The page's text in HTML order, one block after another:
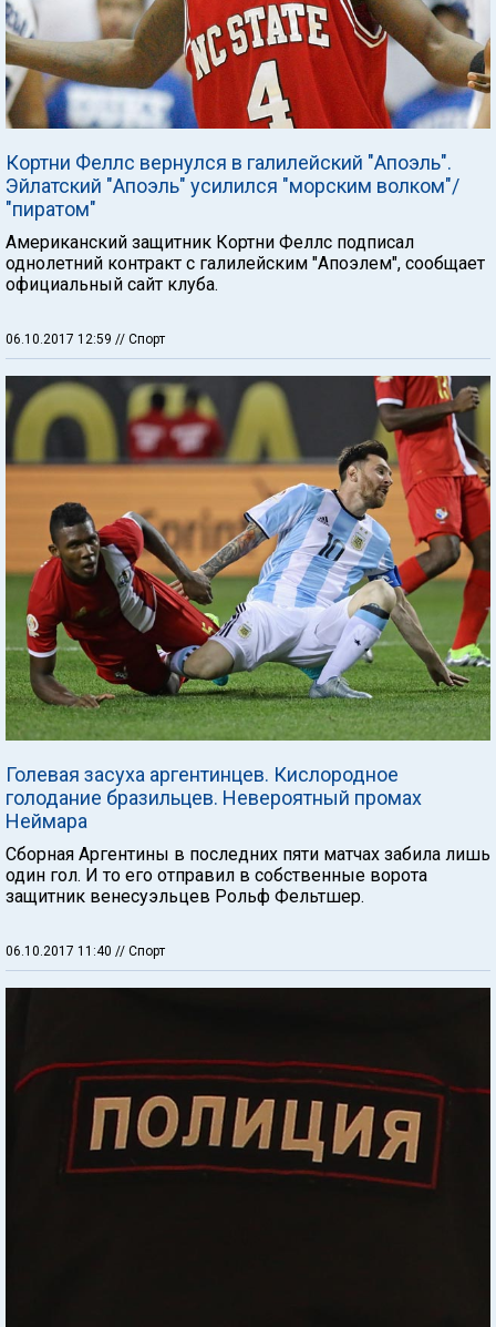
Кортни Феллс вернулся в галилейский "Апоэль".
Эйлатский "Апоэль" усилился "морским волком"/
"пиратом"
Американский защитник Кортни Феллс подписал
однолетний контракт с галилейским "Апоэлем", сообщает
официальный сайт клуба.
06.10.2017 12:59 // Спорт
Голевая засуха аргентинцев. Кислородное
голодание бразильцев. Невероятный промах
Неймара
Сборная Аргентины в последних пяти матчах забила лишь
один гол. И то его отправил в собственные ворота
защитник венесуэльцев Рольф Фельтшер.
06.10.2017 11:40 // Спорт